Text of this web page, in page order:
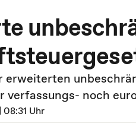
erweiterten
verfassungs- noch
Uhr